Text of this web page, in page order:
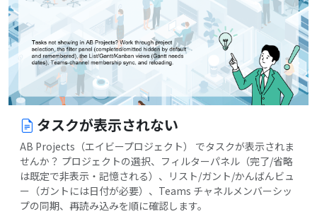
タスクが表示されない
AB Projects（エイビープロジェクト） でタスクが表示されま
せんか？ プロジェクトの選択、フィルターパネル（完了/省略
は既定で非表示・記憶される）、リスト/ガント/かんばんビュ
ー（ガントには日付が必要）、Teams チャネルメンバーシッ
プの同期、再読み込みを順に確認します。